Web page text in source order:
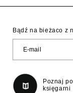
Bądź na bieżaco z
Poznaj
księgarni